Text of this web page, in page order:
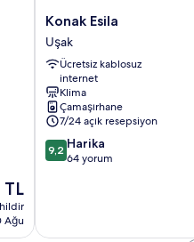
TL
Ağu
Konak
Esila
Uşak
Konak Esila
Uşak
Ücretsiz kablosuz
internet
Klima
Çamaşırhane
7/24 açık resepsiyon
10
üzerinden
9,2 Harika
64 yorum